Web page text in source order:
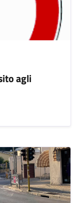
agli